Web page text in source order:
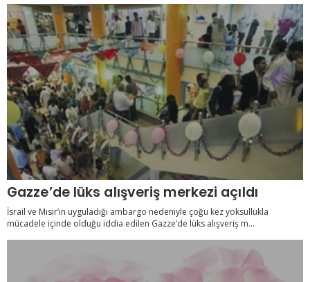
Gazze’de lüks alışveriş merkezi açıldı
İsrail ve Mısır’ın uyguladığı ambargo nedeniyle çoğu kez yoksullukla
mücadele içinde olduğu iddia edilen Gazze’de lüks alışveriş m...